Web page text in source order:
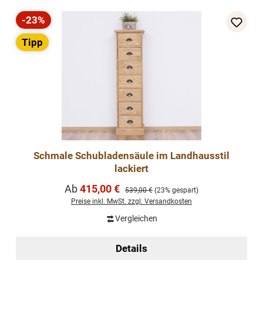
Rabatt
-23%
Tipp
Schmale Schubladensäule im Landhausstil
lackiert
Verkaufspreis:
Ab415,00 € Regulärer Preis:
539,00 € (23% gespart)
Preise inkl. MwSt. zzgl. Versandkosten
Vergleichen
Details